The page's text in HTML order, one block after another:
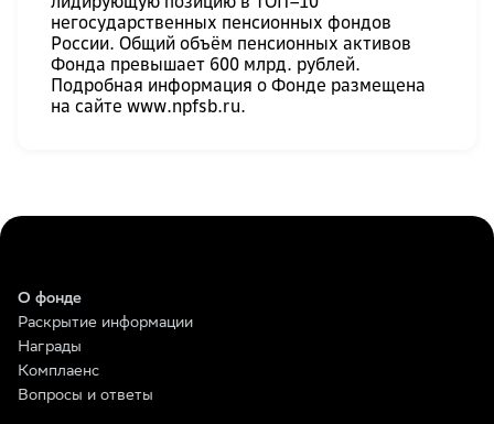
негосударственных пенсионных фондов
России. Общий объём пенсионных активов
Фонда превышает 600 млрд. рублей.
Подробная информация о Фонде размещена
на сайте www.npfsb.ru.
О фонде
Раскрытие информации
Награды
Комплаенс
Вопросы и ответы